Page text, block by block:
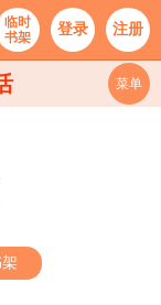
临时
书架
登录 注册
菜单